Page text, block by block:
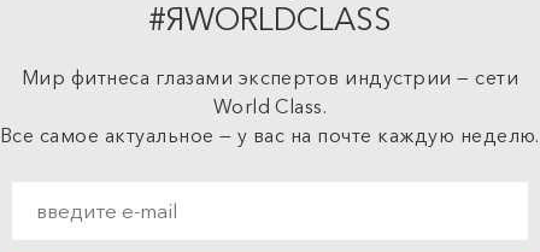
#ЯWORLDCLASS
Мир фитнеса глазами экспертов индустрии — сети
World Class.
Все самое актуальное — у вас на почте каждую неделю.